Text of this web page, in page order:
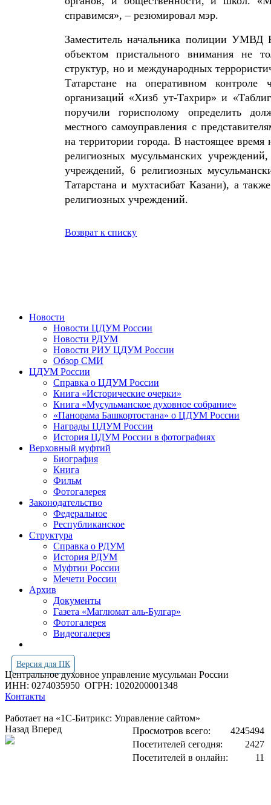
справимся», – резюмировал мэр.
Заместитель начальника полиции УМВД
объектом пристального внимания не
структур, но и международных
Татарстане на оперативном контроле
организаций «Хизб ут-Тахрир» и
поручили горисполому определить
местного самоуправления с
на территории города. В настоящее
религиозных мусульманских
учреждений, 6 религиозных
Татарстана и мухтасибат Казани), а
религиозных учреждений.
Возврат к списку
Новости
Новости ЦДУМ России
Новости РДУМ
Новости РИУ ЦДУМ России
Обзор СМИ
ЦДУМ России
Справка о ЦДУМ России
Книга «Исторические очерки»
Книга «Мусульманское духовное собрание»
«Панорама Башкортостана» о ЦДУМ России
Награды ЦДУМ России
История ЦДУМ России в фотографиях
Верховный муфтий
Биография
Книга
Фильм
Фотогалерея
Законодательство
Федеральное
Республиканское
Структура
Справка о РДУМ
История РДУМ
Муфтии России
Мечети России
Архив
Документы
Газета «Маглюмат аль-Булгар»
Фотогалерея
Видеогалерея
Версия для ПК
Центральное духовное управление мусульман России
ИНН: 0274035950 ОГРН: 1020200001348
Контакты
Работает на «1С-Битрикс: Управление сайтом»
Просмотров всего:
4245494
Посетителей сегодня:
2427
Посетителей в онлайн:
11
Назад Вперед